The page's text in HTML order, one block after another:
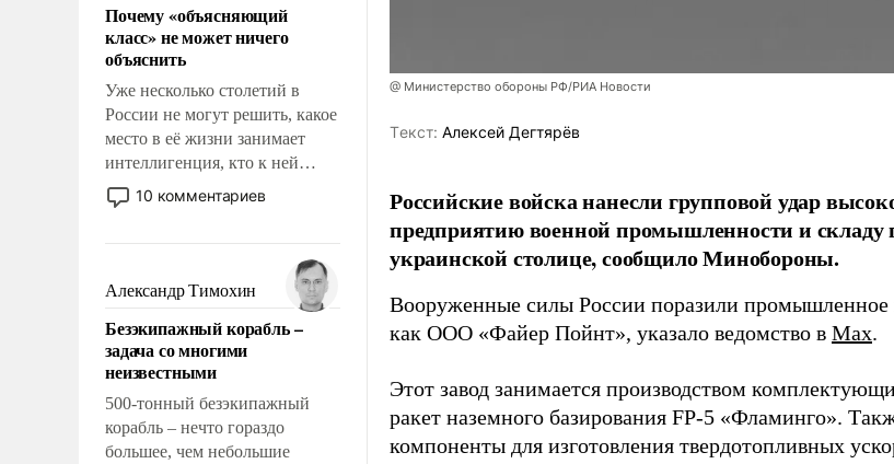
Почему «объясняющий
класс» не может ничего
объяснить
Уже несколько столетий в
России не могут решить, какое
место в её жизни занимает
интеллигенция, кто к ней
принадлежит, а кого из неё
исключили с правом
чем она отличается от просто
образованных людей. Иногда
казалось, что эти вопросы
решены раз и навсегда, но –
нет, не решены.
10 комментариев
Александр Тимохин
Безэкипажный корабль –
задача со многими
неизвестными
500-тонный безэкипажный
корабль – нечто гораздо
большее, чем небольшие
@ Министерство обороны РФ/РИА Новости
Tекст: Алексей Дегтярёв
Российские войска нанесли групповой удар
предприятию военной промышленности и складу
украинской столице, сообщило Минобороны.
Вооруженные силы России поразили промышленное
как ООО «Файер Пойнт», указало ведомство в Max.
Этот завод занимается производством
ракет наземного базирования FP-5 «Фламинго».
компоненты для изготовления твердотопливных